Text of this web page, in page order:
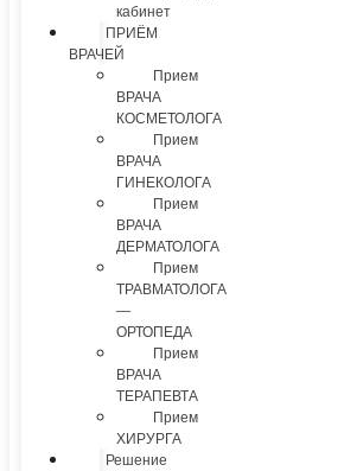
кабинет
ПРИЁМ
ВРАЧЕЙ
Прием
ВРАЧА
КОСМЕТОЛОГА
Прием
ВРАЧА
ГИНЕКОЛОГА
Прием
ВРАЧА
ДЕРМАТОЛОГА
Прием
ТРАВМАТОЛОГА
—
ОРТОПЕДА
Прием
ВРАЧА
ТЕРАПЕВТА
Прием
ХИРУРГА
Решение